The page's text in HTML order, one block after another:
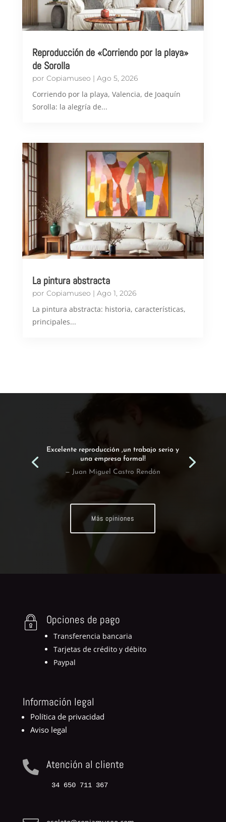
Reproducción de «Corriendo por la playa»
de Sorolla
por Copiamuseo | Ago 5, 2026
Corriendo por la playa, Valencia, de Joaquín
Sorolla: la alegría de...
La pintura abstracta
por Copiamuseo | Ago 1, 2026
​La pintura abstracta: historia, características,
principales...
Excelente reproducción ,un trabajo serio y
una empresa formal!
— Juan Miguel Castro Rendón
Más opiniones
Opciones de pago
Transferencia bancaria
Tarjetas de crédito y débito
Paypal
Información legal
Política de privacidad
Aviso legal
 Atención al cliente
34 650 711 367